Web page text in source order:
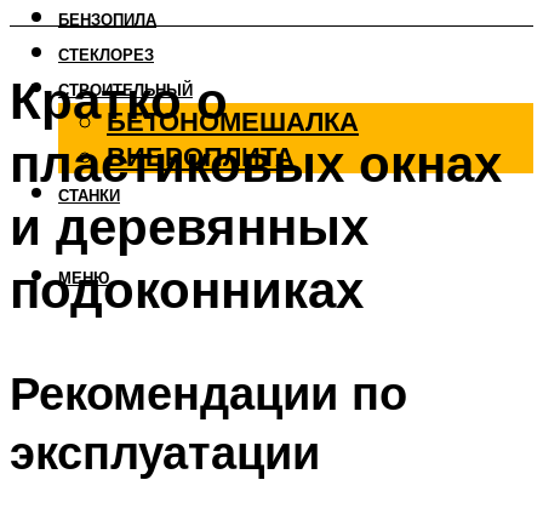
БЕНЗОПИЛА
СТЕКЛОРЕЗ
СТРОИТЕЛЬНЫЙ
БЕТОНОМЕШАЛКА
ВИБРОПЛИТА
СТАНКИ
МЕНЮ
Кратко о
пластиковых окнах
и деревянных
подоконниках
Рекомендации по
эксплуатации